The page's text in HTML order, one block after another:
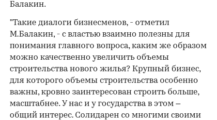
Балакин.
"Такие диалоги бизнесменов, - отметил
М.Балакин, - с властью взаимно полезны для
понимания главного вопроса, каким же образом
можно качественно увеличить объемы
строительства нового жилья? Крупный бизнес,
для которого объемы строительства особенно
важны, кровно заинтересован строить больше,
масштабнее. У нас и у государства в этом –
общий интерес. Солидарен со многими своими